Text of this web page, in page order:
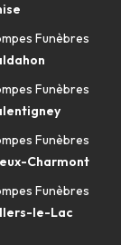
Funèbres
Funèbres
Funèbres
Charmont
Funèbres
le-Lac